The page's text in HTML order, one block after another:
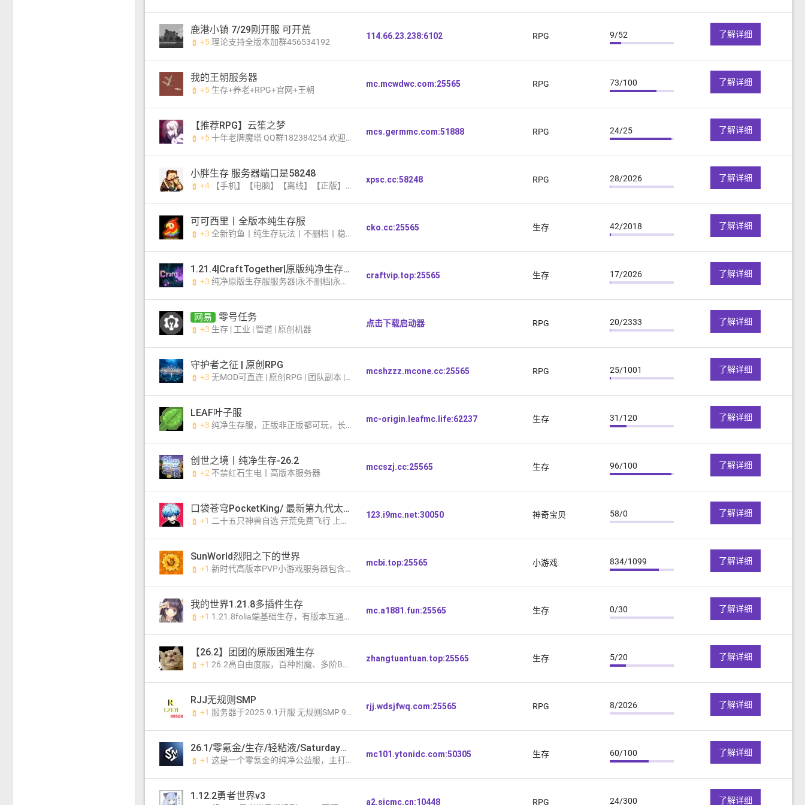
鹿港小镇 7/29刚开服 可开荒
battery_charging_full +5理论支持全版本加群456534192
114.66.23.238:6102 RPG 9/52 了解详细
我的王朝服务器
battery_charging_full +5 生存+养老+RPG+官网+王朝
mc.mcwdwc.com:25565 RPG 73/100 了解详细
【推荐RPG】云笙之梦
battery_charging_full +5十年老牌魔塔 QQ群182384254​ 欢迎来肝！毕业送护肝片！
mcs.germmc.com:51888 RPG 24/25 了解详细
小胖生存 服务器端口是58248
battery_charging_full +4 【手机】【电脑】【离线】【正版】【生存】【RPG】【附魔】【发电】【属性】【进服就送dq】【纯公益】
xpsc.cc:58248 RPG 28/2026 了解详细
可可西里丨全版本纯生存服
battery_charging_full +3 全新钓鱼丨纯生存玩法丨不删档丨稳定运行三年丨和谐有爱丨更多附魔丨建筑党狂欢丨趣味答题丨多种地图可选丨无需MOD丨
cko.cc:25565 生存 42/2018 了解详细
1.21.4|CraftTogether|原版纯净生存服务器
battery_charging_full +3 纯净原版生存服服务器|永不删档|永不关服|离线可进|社区交友|数值养成|养老生存 可以玩一辈子的服务器
craftvip.top:25565 生存 17/2026 了解详细
网易 零号任务
battery_charging_full +3 生存 | 工业 | 管道 | 原创机器
点击下载启动器 RPG 20/2333 了解详细
守护者之征 | 原创RPG
battery_charging_full +3 无MOD可直连 | 原创RPG | 团队副本 | 更新超快 | 自由贸易 | 持续稳定 | 养老
mcshzzz.mcone.cc:25565 RPG 25/1001 了解详细
LEAF叶子服
battery_charging_full +3 纯净生存服，正版非正版都可玩，长期稳定，支持生电、建筑、养老
mc-origin.leafmc.life:62237 生存 31/120 了解详细
创世之境丨纯净生存-26.2
battery_charging_full +2 不禁红石生电丨高版本服务器
mccszj.cc:25565 生存 96/100 了解详细
口袋苍穹PocketKing/ 最新第九代太晶化+全ZA宝可梦
battery_charging_full +1 二十五只神兽自选 开荒免费飞行 上线领苍响 + 百变怪的宝可梦服太香了
123.i9mc.net:30050 神奇宝贝 58/0 了解详细
SunWorld烈阳之下的世界
battery_charging_full +1 新时代高版本PVP小游戏服务器包含15+种玩法日常在线700+玩家
mcbi.top:25565 小游戏 834/1099 了解详细
我的世界1.21.8多插件生存
battery_charging_full +1 1.21.8folia端基础生存，有版本互通和基岩版互联
mc.a1881.fun:25565 生存 0/30 了解详细
【26.2】团团的原版困难生存
battery_charging_full +1 26.2高自由度服，百种附魔、多阶BOSS与全套锻造装备，塔防副本玩法丰富，完善经济系统，无管理自治，更有专属定制内容，趣味玩法常驻
zhangtuantuan.top:25565 生存 5/20 了解详细
RJJ无规则SMP
battery_charging_full +1 服务器于2025.9.1开服 无规则SMP 9950X支持 稳定自由 绝不回档！永不跑路！
rjj.wdsjfwq.com:25565 RPG 8/2026 了解详细
26.1/零氪金/生存/轻粘液/Saturday_Night
battery_charging_full +1 这是一个零氪金的纯净公益服，主打轻粘液趣味生存。
mc101.ytonidc.com:50305 生存 60/100 了解详细
1.12.2勇者世界v3
a2.sjcmc.cn:10448 RPG 24/300 了解详细